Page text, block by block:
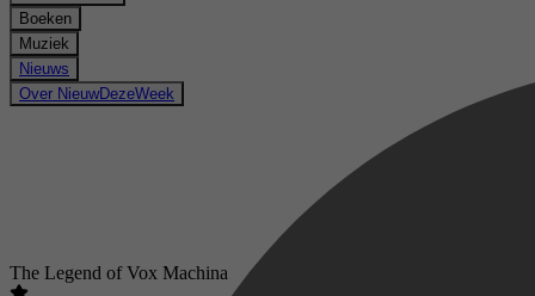
Boeken
Muziek
Nieuws
Over NieuwDezeWeek
The Legend of Vox Machina